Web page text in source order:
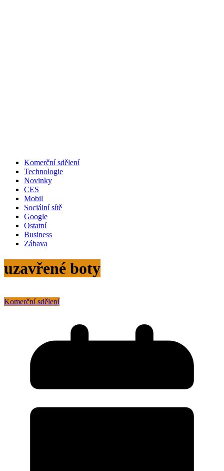
Komerční sdělení
Technologie
Novinky
CES
Mobil
Sociální sítě
Google
Ostatní
Business
Zábava
uzavřené boty
Komerční sdělení